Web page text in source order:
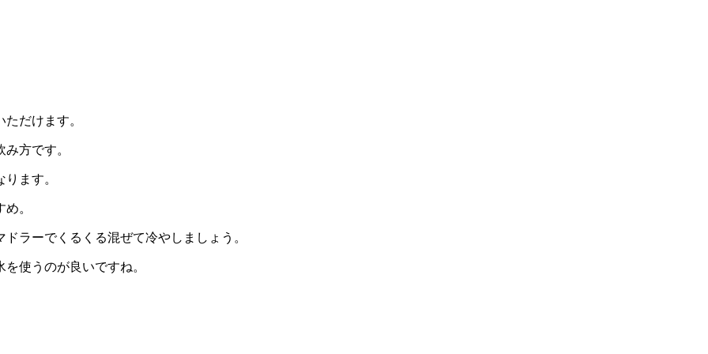
だけます。
方です。
ます。
。
ラーでくるくる混ぜて冷やしましょう。
使うのが良いですね。